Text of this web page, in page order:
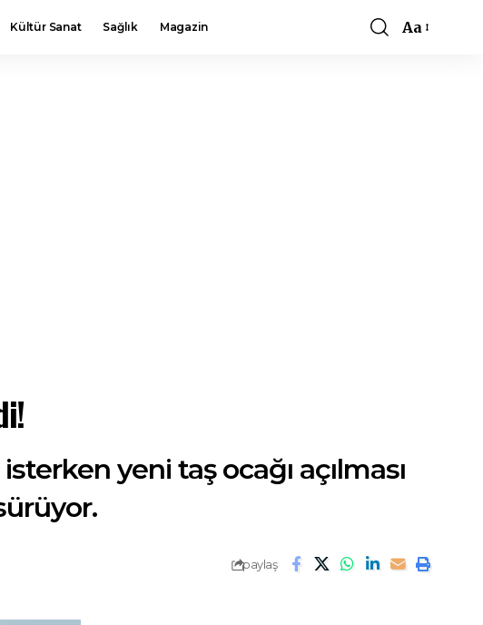
Kültür Sanat Sağlık Magazin
Font
Aa
yeni taş ocağı açılması
paylaş